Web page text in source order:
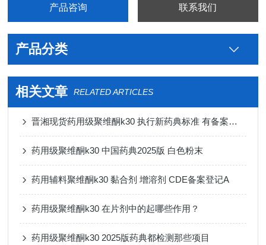
产品咨询 联系我们
产品分类
相关文章 RELATED ARTICLES
晋湘现货药用级聚维酮k30 执行新药典标准 有备案登记号
药用级聚维酮k30 中国药典2025版 白色粉末
药用辅料聚维酮k30 黏合剂 增溶剂 CDE备案登记A
药用级聚维酮k30 在片剂中的起哪些作用？
药用级聚维酮k30 2025版药典都检测那些项目